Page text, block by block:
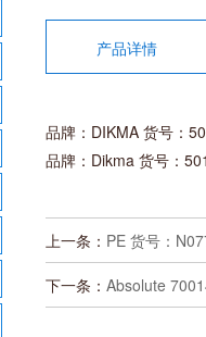
产品详情
品牌：DIKMA 货号：
品牌：Dikma 货号：
上一条： PE 货号：
下一条： Absolute